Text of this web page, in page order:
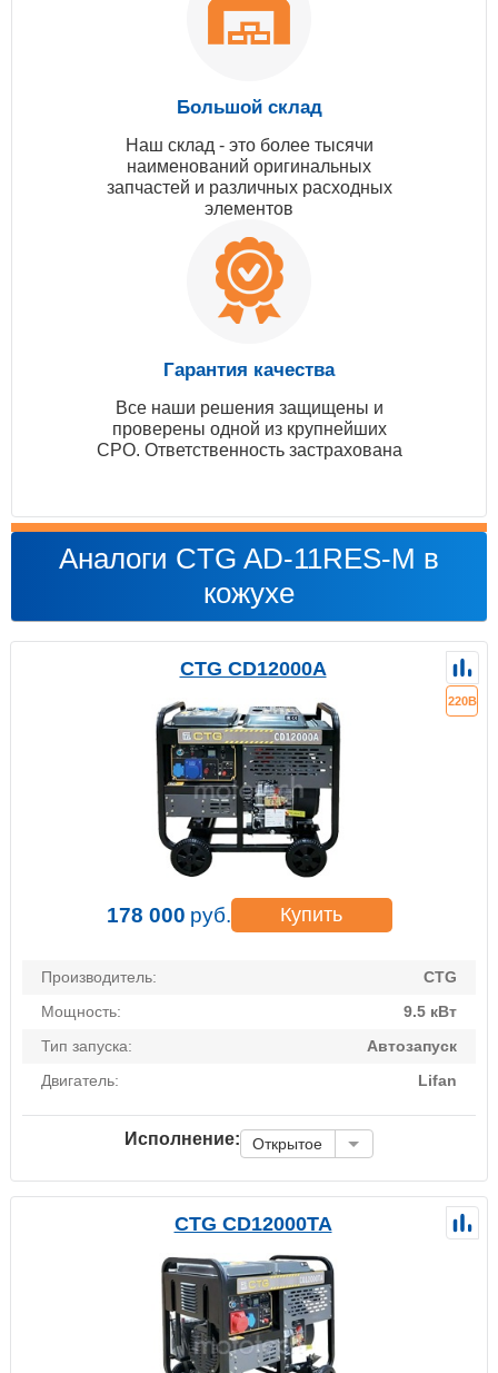
Большой склад
Наш склад - это более тысячи
наименований оригинальных
запчастей и различных расходных
элементов
Гарантия качества
Все наши решения защищены и
проверены одной из крупнейших
СРО. Ответственность застрахована
Аналоги CTG AD-11RES-M в
кожухе
CTG CD12000A
220В
178 000 руб. Купить
Производитель:
CTG
Мощность:
9.5 кВт
Тип запуска:
Автозапуск
Двигатель:
Lifan
Исполнение: Открытое
CTG CD12000TA